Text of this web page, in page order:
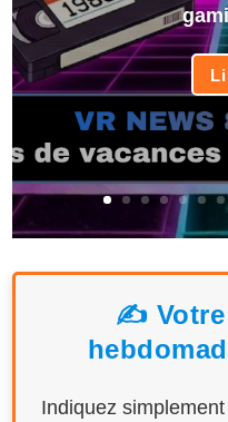
✍️ Votre
Indiquez